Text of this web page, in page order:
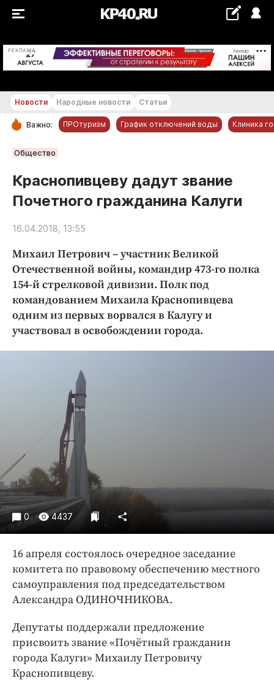
РЕКЛАМА +29...+30 °С
РУБРИКИ
Новости компаний
Статьи
Народные новости
Благоустройство
Криминал
Культура
Недвижимость и ЖКХ
Образование
Праздники
Происшествия
Спорт
Экономика и бизнес
ПРОЕКТЫ
Блоги
Издания
Медиаперсона
Интересное чтиво
Клиника года
Бренд года
Работодатель года
Новости Народные новости Статьи
Важно: ПРОтуризм График отключений воды Клиника
Общество
Краснопивцеву дадут звание
Почетного гражданина Калуги
16.04.2018, 13:55
Михаил Петрович – участник Великой
Отечественной войны, командир 473-го полка
154-й стрелковой дивизии. Полк под
командованием Михаила Краснопивцева
одним из первых ворвался в Калугу и
участвовал в освобождении города.
0 4437
16 апреля состоялось очередное заседание
комитета по правовому обеспечению местного
самоуправления под председательством
Александра ОДИНОЧНИКОВА.
Депутаты поддержали предложение
присвоить звание «Почётный гражданин
города Калуги» Михаилу Петровичу
Краснопивцеву.